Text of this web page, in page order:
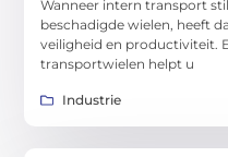
Wanneer intern transport
beschadigde wielen, heeft
veiligheid en productiviteit.
transportwielen helpt u
Industrie